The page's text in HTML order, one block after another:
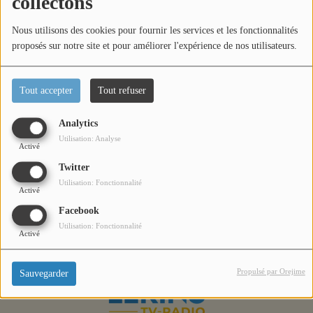
Nous utilisons des cookies pour fournir les services et les fonctionnalités
proposés sur notre site et pour améliorer l'expérience de nos utilisateurs.
Tout accepter Tout refuser
Analytics
Activé
Utilisation: Analyse
Twitter
Activé
Utilisation: Fonctionnalité
Facebook
Activé
Utilisation: Fonctionnalité
Sauvegarder Propulsé par Orejime
Diffusions
Jeu concours
Contactez-nous
Cette semaine, tentez votre chance et remportez 2
places pour le spectacle le roi soleil au Palais Nikaïa de
Nice !